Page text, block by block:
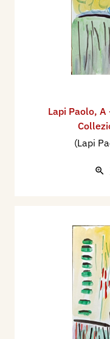
Lapi Paolo, A
(Lapi